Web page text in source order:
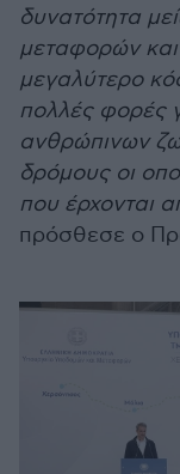
δυνατότητα
μεταφορών
μεγαλύτερο
πολλές φορές
ανθρώπινων
δρόμους οι
που έρχονται
πρόσθεσε ο